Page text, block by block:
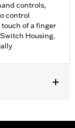
controls,
control
of a finger
Housing.